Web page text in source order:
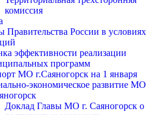
комиссия
Правительства России в условиях
эффективности реализации
программ
МО г.Саяногорск на 1 января
экономическое развитие МО
Доклад Главы МО г. Саяногорск о